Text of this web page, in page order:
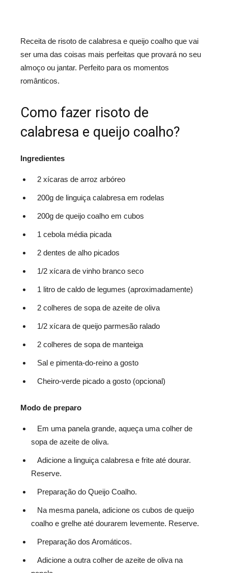
Receita de risoto de calabresa e queijo coalho que vai
ser uma das coisas mais perfeitas que provará no seu
almoço ou jantar. Perfeito para os momentos
românticos.
Como fazer risoto de
calabresa e queijo coalho?
Ingredientes
2 xícaras de arroz arbóreo
200g de linguiça calabresa em rodelas
200g de queijo coalho em cubos
1 cebola média picada
2 dentes de alho picados
1/2 xícara de vinho branco seco
1 litro de caldo de legumes (aproximadamente)
2 colheres de sopa de azeite de oliva
1/2 xícara de queijo parmesão ralado
2 colheres de sopa de manteiga
Sal e pimenta-do-reino a gosto
Cheiro-verde picado a gosto (opcional)
Modo de preparo
Em uma panela grande, aqueça uma colher de
sopa de azeite de oliva.
Adicione a linguiça calabresa e frite até dourar.
Reserve.
Preparação do Queijo Coalho.
Na mesma panela, adicione os cubos de queijo
coalho e grelhe até dourarem levemente. Reserve.
Preparação dos Aromáticos.
Adicione a outra colher de azeite de oliva na